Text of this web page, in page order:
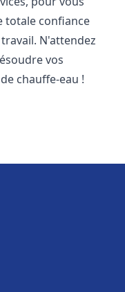
totale confiance
N'attendez
vos
chauffe-eau !